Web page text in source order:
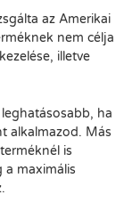
az Amerikai
nem célja
illetve
ha
alkalmazod. Más
is
a maximális